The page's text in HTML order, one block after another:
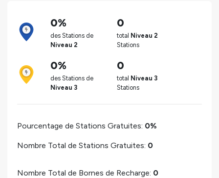
0%
des Stations de
Niveau 2
0
total Niveau 2
Stations
0%
des Stations de
Niveau 3
0
total Niveau 3
Stations
Pourcentage de Stations Gratuites: 0%
Nombre Total de Stations Gratuites: 0
Nombre Total de Bornes de Recharge: 0